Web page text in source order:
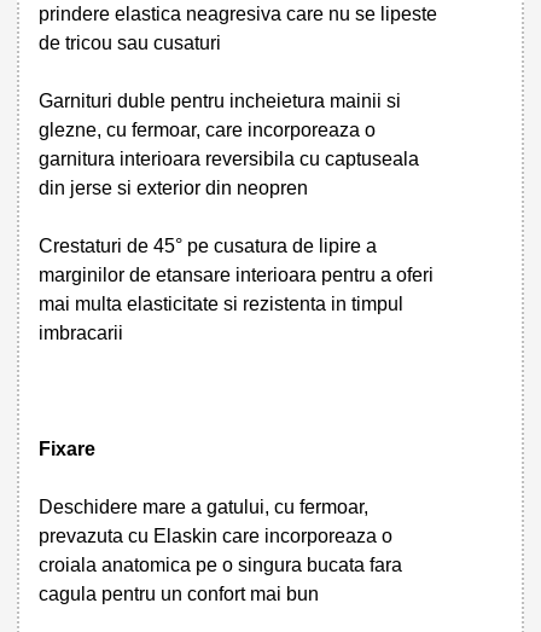
prindere elastica neagresiva care nu se lipeste
de tricou sau cusaturi
Garnituri duble pentru incheietura mainii si
glezne, cu fermoar, care incorporeaza o
garnitura interioara reversibila cu captuseala
din jerse si exterior din neopren
Crestaturi de 45° pe cusatura de lipire a
marginilor de etansare interioara pentru a oferi
mai multa elasticitate si rezistenta in timpul
imbracarii
Fixare
Deschidere mare a gatului, cu fermoar,
prevazuta cu Elaskin care incorporeaza o
croiala anatomica pe o singura bucata fara
cagula pentru un confort mai bun